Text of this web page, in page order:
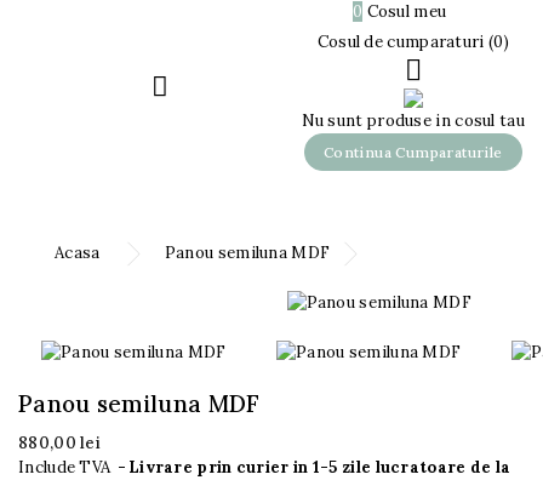

0 Cosul meu
Cosul de cumparaturi (0)

Nu sunt produse in cosul tau
Continua Cumparaturile
Acasa Panou semiluna MDF
Panou semiluna MDF
880,00 lei
Include TVA
Livrare prin curier in 1-5 zile lucratoare de la